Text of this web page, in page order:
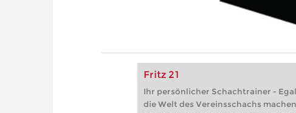
Fritz 21
Ihr persönlicher Schachtrainer -
die Welt des Vereinsschachs